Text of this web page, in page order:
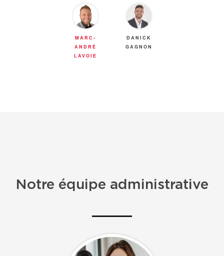
référence dans le domaine, que ce soit lors de
d’évènements municipaux, son soutien
MARC-
ANDRÉ
LAVOIE
DANICK
GAGNON
Notre équipe administrative